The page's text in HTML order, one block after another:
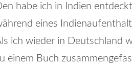
habe ich in Indien
eines
ich wieder in Deutschland
einem Buch